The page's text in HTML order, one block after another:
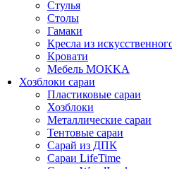
Стулья
Столы
Гамаки
Кресла из
Кровати
Мебель MOKKA
Хозблоки сараи
Пластиковые сараи
Хозблоки
Металлические сараи
Тентовые сараи
Сарай из ДПК
Cараи LifeTime